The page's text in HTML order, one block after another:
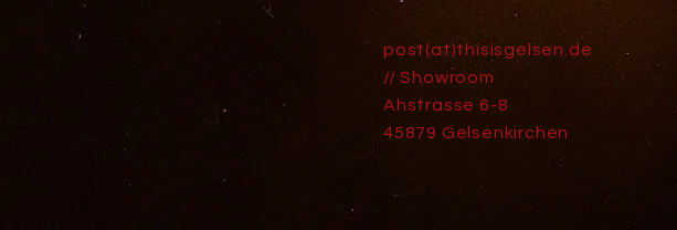
post(at)thisisgelsen.de
// Showroom
Ahstrasse 6-8
45879 Gelsenkirchen